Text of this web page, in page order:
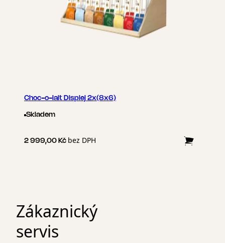
Choc-o-lait Displej 2x(8x6)
Skladem
2 999,00 Kč bez DPH
Zákaznický
servis